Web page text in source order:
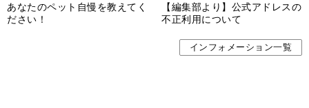
あなたのペット自慢を教えてく
ださい！
【編集部より】公式アドレスの
不正利用について
インフォメーション一覧